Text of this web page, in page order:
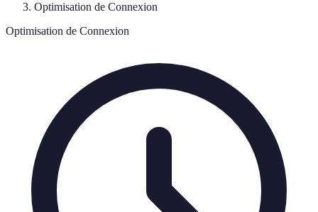
Optimisation de Connexion
Optimisation de Connexion